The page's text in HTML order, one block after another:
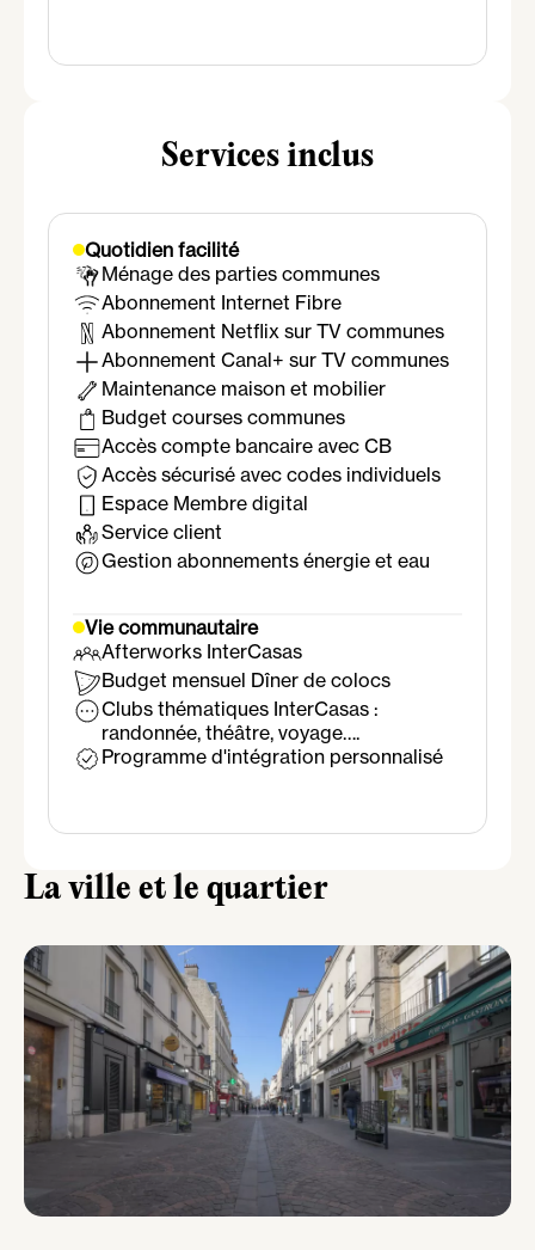
Services inclus
Quotidien facilité
Ménage des parties communes
Abonnement Internet Fibre
Abonnement Netflix sur TV communes
Abonnement Canal+ sur TV communes
Maintenance maison et mobilier
Budget courses communes
Accès compte bancaire avec CB
Accès sécurisé avec codes individuels
Espace Membre digital
Service client
Gestion abonnements énergie et eau
Vie communautaire
Afterworks InterCasas
Budget mensuel Dîner de colocs
Clubs thématiques InterCasas :
randonnée, théâtre, voyage….
Programme d'intégration personnalisé
La ville et le quartier